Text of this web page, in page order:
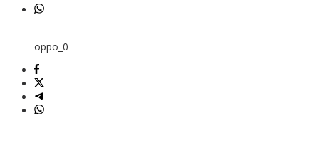
oppo_0